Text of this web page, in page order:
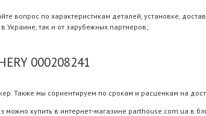
вопрос по характеристикам деталей, установке,
Украине, так и от зарубежных партнеров;
000208241
Также мы сориентируем по срокам и расценкам на
можно купить в интернет-магазине parthouse.com.ua